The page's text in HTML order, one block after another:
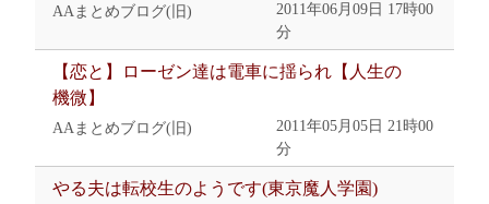
AAまとめブログ(旧)
2011年06月09日 17時00
分
【恋と】ローゼン達は電車に揺られ【人生の
機微】
AAまとめブログ(旧)
2011年05月05日 21時00
分
やる夫は転校生のようです(東京魔人学園)